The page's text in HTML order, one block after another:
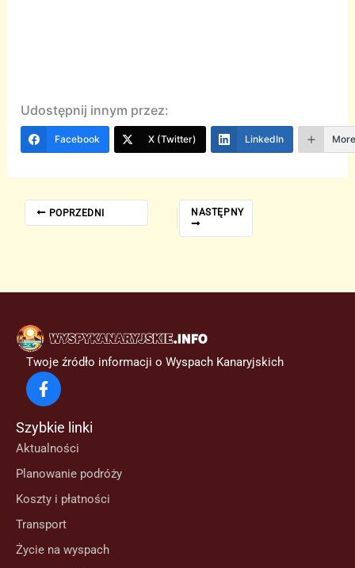
Udostępnij innym przez:
Facebook X (Twitter) LinkedIn
POPRZEDNI NASTĘPNY
Twoje źródło informacji o Wyspach Kanaryjskich
Szybkie linki
Aktualności
Planowanie podróży
Koszty i płatności
Transport
Życie na wyspach